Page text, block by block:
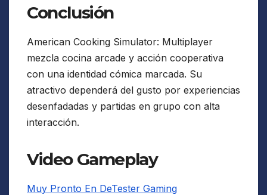
Conclusión
American Cooking Simulator: Multiplayer
mezcla cocina arcade y acción cooperativa
con una identidad cómica marcada. Su
atractivo dependerá del gusto por experiencias
desenfadadas y partidas en grupo con alta
interacción.
Video Gameplay
Muy Pronto En DeTester Gaming